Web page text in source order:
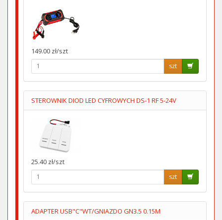
149.00 zł/szt
szt
STEROWNIK DIOD LED CYFROWYCH DS-1 RF 5-24V
25.40 zł/szt
szt
ADAPTER USB"C"WT/GNIAZDO GN3.5 0.15M